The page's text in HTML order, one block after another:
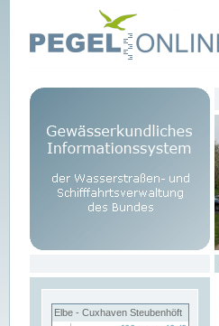
Elbe - Cuxhaven Steubenhöft